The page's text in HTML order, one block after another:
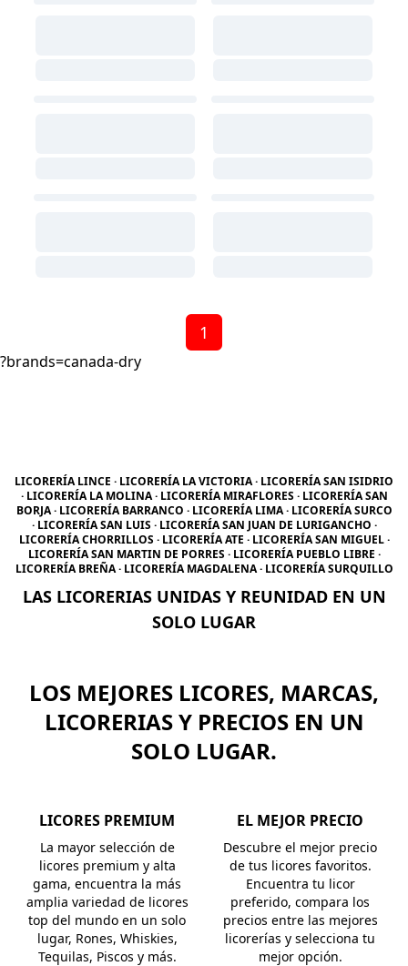
1
?brands=canada-dry
LICORERÍA LINCE · LICORERÍA LA VICTORIA · LICORERÍA SAN ISIDRIO
· LICORERÍA LA MOLINA · LICORERÍA MIRAFLORES · LICORERÍA SAN
BORJA · LICORERÍA BARRANCO · LICORERÍA LIMA · LICORERÍA SURCO
· LICORERÍA SAN LUIS · LICORERÍA SAN JUAN DE LURIGANCHO ·
LICORERÍA CHORRILLOS · LICORERÍA ATE · LICORERÍA SAN MIGUEL ·
LICORERÍA SAN MARTIN DE PORRES · LICORERÍA PUEBLO LIBRE ·
LICORERÍA BREÑA · LICORERÍA MAGDALENA · LICORERÍA SURQUILLO
LAS LICORERIAS UNIDAS Y REUNIDAD EN UN
SOLO LUGAR
LOS MEJORES LICORES, MARCAS,
LICORERIAS Y PRECIOS EN UN
SOLO LUGAR.
LICORES PREMIUM
La mayor selección de
licores premium y alta
gama, encuentra la más
amplia variedad de licores
top del mundo en un solo
lugar, Rones, Whiskies,
Tequilas, Piscos y más.
EL MEJOR PRECIO
Descubre el mejor precio
de tus licores favoritos.
Encuentra tu licor
preferido, compara los
precios entre las mejores
licorerías y selecciona tu
mejor opción.